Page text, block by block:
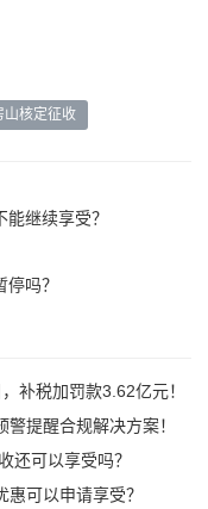
山核定征收
继续享受？
吗？
补税加罚款3.62亿元！
提醒合规解决方案！
还可以享受吗？
可以申请享受？